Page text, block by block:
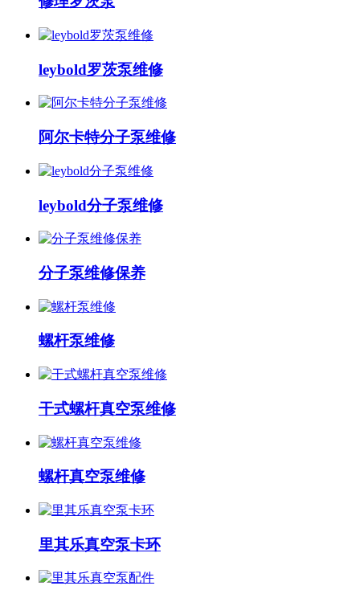
leybold罗茨泵维修
阿尔卡特分子泵维修
leybold分子泵维修
分子泵维修保养
螺杆泵维修
干式螺杆真空泵维修
螺杆真空泵维修
里其乐真空泵卡环